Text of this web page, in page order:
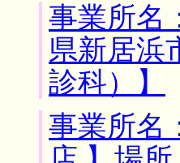
事業所名
県新居浜
診科）】
事業所